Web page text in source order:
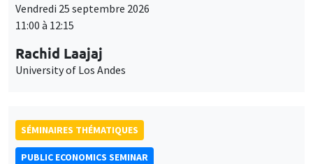
Vendredi 25 septembre 2026
11:00 à 12:15
Rachid Laajaj
University of Los Andes
SÉMINAIRES THÉMATIQUES
PUBLIC ECONOMICS SEMINAR